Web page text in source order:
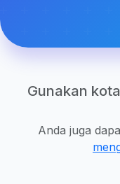
Gunakan
Anda juga